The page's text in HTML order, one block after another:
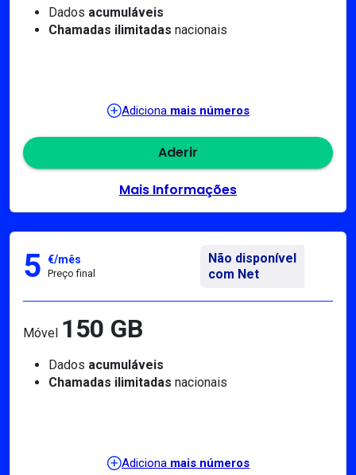
Dados acumuláveis
Chamadas ilimitadas nacionais
Adiciona mais números
Aderir
Mais Informações
5 €/mês
Preço final
Não disponível
com Net
Móvel 150 GB
Dados acumuláveis
Chamadas ilimitadas nacionais
Adiciona mais números